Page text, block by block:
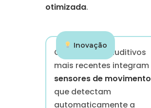
otimizada.
Inovação
Os aparelhos auditivos
mais recentes integram
sensores de movimento
que detectam
automaticamente a